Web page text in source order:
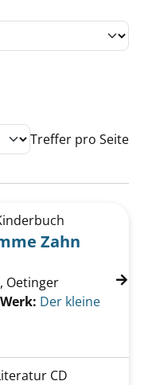
Treffer pro Seite
03.; Der schlimme
Zahn
Verfasser
Oetinger
Der kleine
CD